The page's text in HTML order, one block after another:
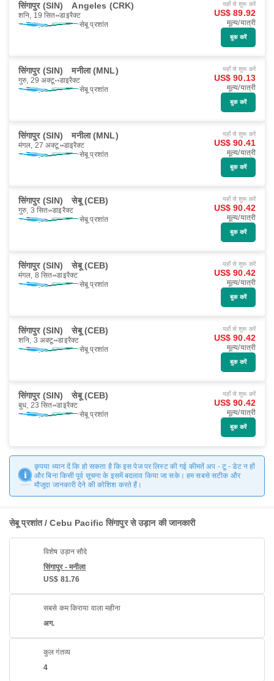
सिंगापुर (SIN) Angeles (CRK)
शनि, 19 सित॰ डाइरैक्ट
सेबू प्रशांत
यहाँ से शुरू करें
US$ 89.92
मूल्य/यात्री
बुक करें
सिंगापुर (SIN) मनीला (MNL)
गुरु, 29 अक्टू॰ डाइरैक्ट
सेबू प्रशांत
यहाँ से शुरू करें
US$ 90.13
मूल्य/यात्री
बुक करें
सिंगापुर (SIN) मनीला (MNL)
मंगल, 27 अक्टू॰ डाइरैक्ट
सेबू प्रशांत
यहाँ से शुरू करें
US$ 90.41
मूल्य/यात्री
बुक करें
सिंगापुर (SIN) सेबू (CEB)
गुरु, 3 सित॰ डाइरैक्ट
सेबू प्रशांत
यहाँ से शुरू करें
US$ 90.42
मूल्य/यात्री
बुक करें
सिंगापुर (SIN) सेबू (CEB)
मंगल, 8 सित॰ डाइरैक्ट
सेबू प्रशांत
यहाँ से शुरू करें
US$ 90.42
मूल्य/यात्री
बुक करें
सिंगापुर (SIN) सेबू (CEB)
शनि, 3 अक्टू॰ डाइरैक्ट
सेबू प्रशांत
यहाँ से शुरू करें
US$ 90.42
मूल्य/यात्री
बुक करें
सिंगापुर (SIN) सेबू (CEB)
बुध, 23 सित॰ डाइरैक्ट
सेबू प्रशांत
यहाँ से शुरू करें
US$ 90.42
मूल्य/यात्री
बुक करें
कृपया ध्यान दें कि हो सकता है कि इस पेज पर लिस्ट की गई कीमतें अप - टू - डेट न हों
और बिना किसी पूर्व सूचना के इसमें बदलाव किया जा सके। हम सबसे सटीक और
मौजूदा जानकारी देने की कोशिश करते हैं।
सेबू प्रशांत / Cebu Pacific सिंगापुर से उड़ान की जानकारी
विशेष उड़ान सौदे
सिंगापुर - मनीला
US$ 81.76
सबसे कम किराया वाला महीना
अग.
कुल गंतव्य
4